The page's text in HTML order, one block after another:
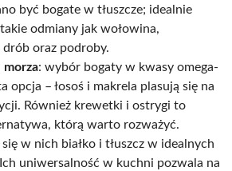
być bogate w tłuszcze; idealnie
odmiany jak wołowina,
oraz podroby.
morza: wybór bogaty w kwasy omega-
opcja – łosoś i makrela plasują się na
Również krewetki i ostrygi to
którą warto rozważyć.
w nich białko i tłuszcz w idealnych
uniwersalność w kuchni pozwala na